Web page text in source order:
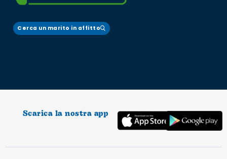
Cerca un marito in affitto
Scarica la nostra app